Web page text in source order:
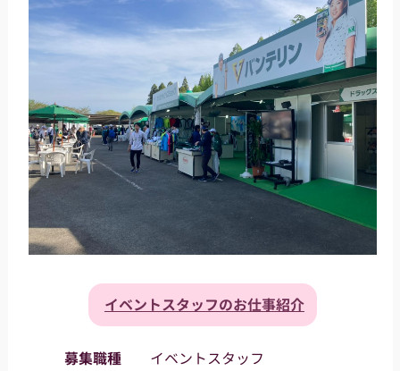
イベントスタッフのお仕事紹介
募集職種 イベントスタッフ